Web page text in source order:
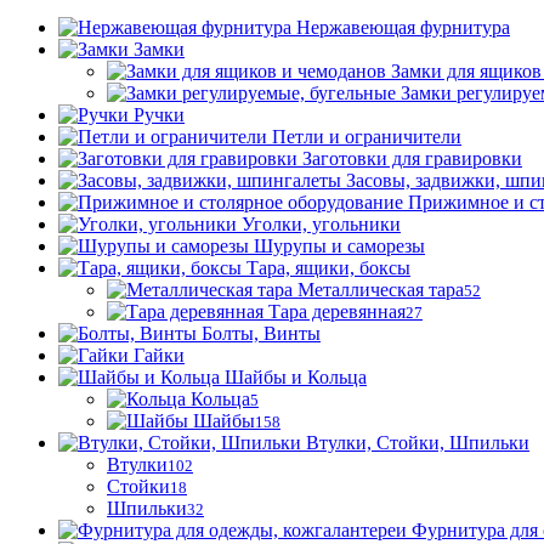
Нержавеющая фурнитура
Замки
Замки для
Замки
Ручки
Петли и ограничители
Заготовки для гравировки
Засовы, задвижки,
Прижимное и
Уголки, угольники
Шурупы и саморезы
Тара, ящики, боксы
Металлическая тара52
Тара деревянная27
Болты, Винты
Гайки
Шайбы и Кольца
Кольца5
Шайбы158
Втулки, Стойки, Шпильки
Втулки102
Стойки18
Шпильки32
Фурнитура для